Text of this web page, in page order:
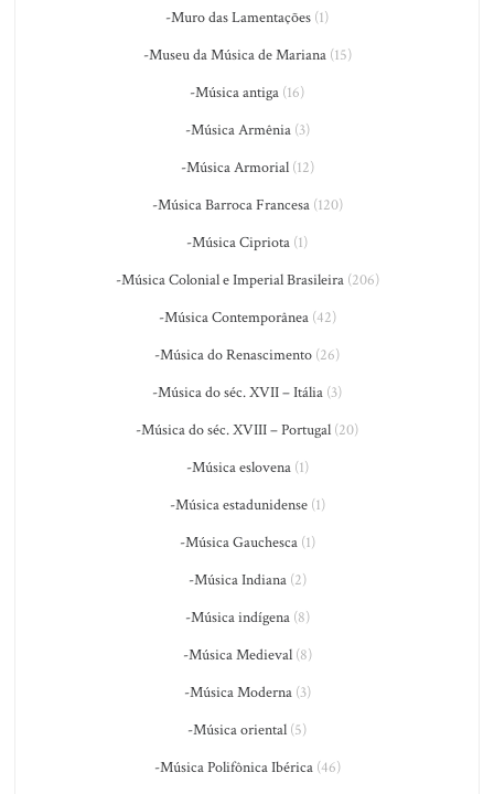
-Muro das Lamentações (1)
-Museu da Música de Mariana(15)
-Música antiga (16)
-Música Armênia(3)
-Música Armorial(12)
-Música Barroca Francesa(120)
-Música Cipriota (1)
-Música Colonial e Imperial Brasileira(206)
-Música Contemporânea(42)
-Música do Renascimento (26)
-Música do séc. XVII – Itália (3)
-Música do séc. XVIII – Portugal (20)
-Música eslovena(1)
-Música estadunidense(1)
-Música Gauchesca(1)
-Música Indiana(2)
-Música indígena(8)
-Música Medieval(8)
-Música Moderna(3)
-Música oriental (5)
-Música Polifônica Ibérica(46)